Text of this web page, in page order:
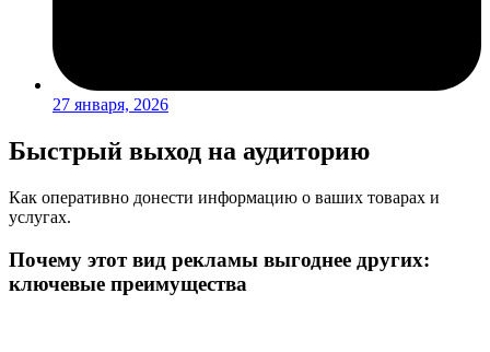
27 января, 2026
Быстрый выход на аудиторию
Как оперативно донести информацию о ваших товарах и
услугах.
Почему этот вид рекламы выгоднее других:
ключевые преимущества